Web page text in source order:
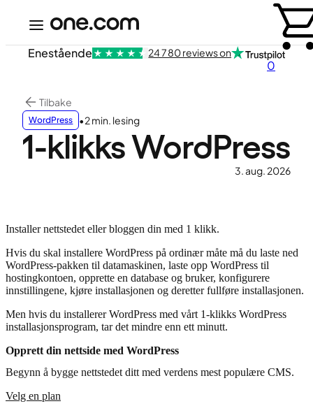
0
Enestående 24 780 reviews on
Tilbake
WordPress •2 min. lesing
1-klikks WordPress
3. aug. 2026
Installer nettstedet eller bloggen din med 1 klikk.
Hvis du skal installere WordPress på ordinær måte må du laste ned
WordPress-pakken til datamaskinen, laste opp WordPress til
hostingkontoen, opprette en database og bruker, konfigurere
innstillingene, kjøre installasjonen og deretter fullføre installasjonen.
Men hvis du installerer WordPress med vårt 1-klikks WordPress
installasjonsprogram, tar det mindre enn ett minutt.
Opprett din nettside med WordPress
Begynn å bygge nettstedet ditt med verdens mest populære CMS.
Velg en plan